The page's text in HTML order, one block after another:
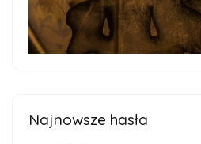
Najnowsze hasła